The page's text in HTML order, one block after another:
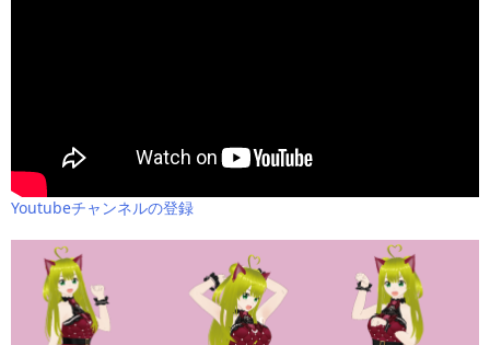
Youtubeチャンネルの登録